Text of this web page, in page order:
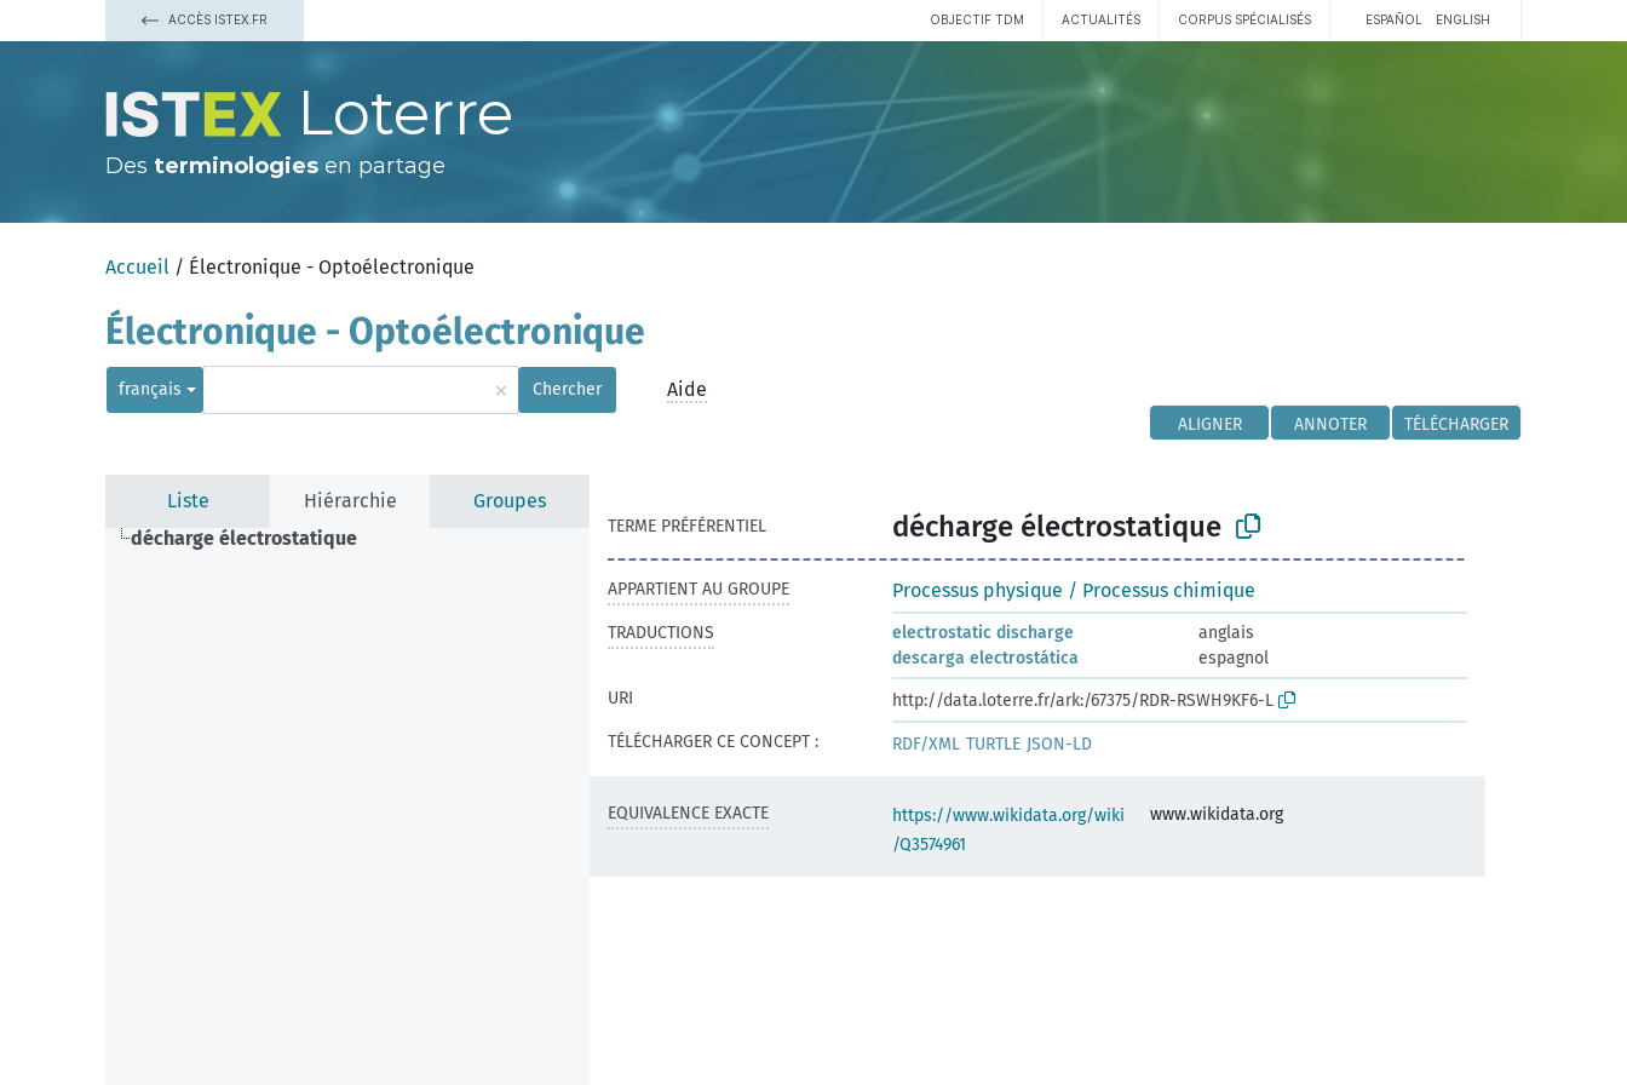
ACCÈS ISTEX.FR OBJECTIF TDM ACTUALITÉS CORPUS SPÉCIALISÉS ESPAÑOL ENGLISH
Loterre
Des terminologies en partage
Accueil / Électronique - Optoélectronique
Électronique - Optoélectronique
français × Chercher Aide
ALIGNER ANNOTER TÉLÉCHARGER
Liste Hiérarchie
Groupes
décharge électrostatique
TERME PRÉFÉRENTIEL décharge électrostatique
APPARTIENT AU GROUPE Processus physique / Processus chimique
TRADUCTIONS electrostatic discharge
anglais
descarga electrostática
espagnol
URI
http://data.loterre.fr/ark:/67375/RDR-RSWH9KF6-L
TÉLÉCHARGER CE CONCEPT :
RDF/XML TURTLE JSON-LD
EQUIVALENCE EXACTE
https://www.wikidata.org/wiki
/Q3574961
www.wikidata.org